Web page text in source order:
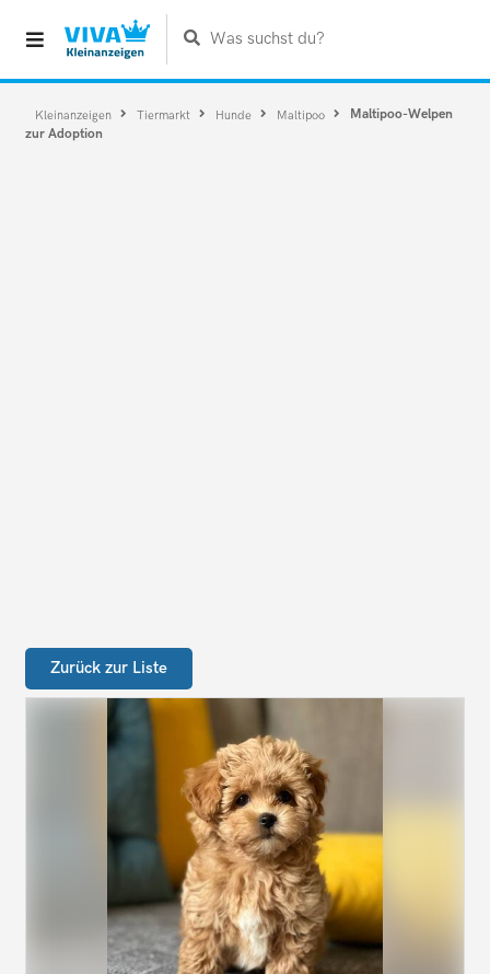
Was suchst du?
Kleinanzeigen Tiermarkt Hunde Maltipoo
Maltipoo-Welpen
zur Adoption
Zurück zur Liste